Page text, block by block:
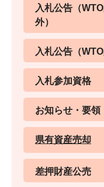
入札公告（
外）
入札公告（
入札参加資格
お知らせ・要領
県有資産売却
差押財産公売